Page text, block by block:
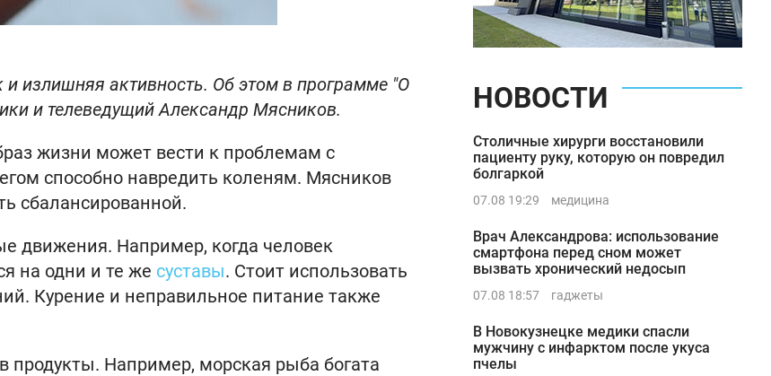
излишняя активность. Об этом в программе "О
и телеведущий Александр Мясников.
жизни может вести к проблемам с
способно навредить коленям. Мясников
сбалансированной.
движения. Например, когда человек
на одни и те же суставы. Стоит использовать
Курение и неправильное питание также
продукты. Например, морская рыба богата
НОВОСТИ
Столичные хирурги восстановили
пациенту руку, которую он повредил
болгаркой
07.08 19:29 медицина
Врач Александрова: использование
смартфона перед сном может
вызвать хронический недосып
07.08 18:57 гаджеты
В Новокузнецке медики спасли
мужчину с инфарктом после укуса
пчелы